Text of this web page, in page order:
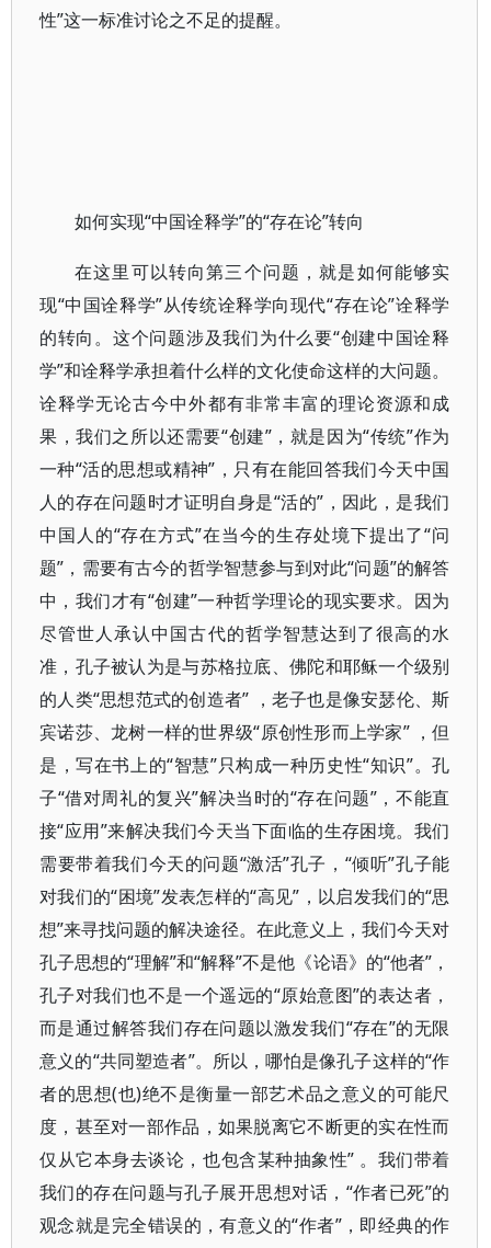
性”这一标准讨论之不足的提醒。
如何实现“中国诠释学”的“存在论”转向
在这里可以转向第三个问题，就是如何能够实
现“中国诠释学”从传统诠释学向现代“存在论”诠释学
的转向。这个问题涉及我们为什么要“创建中国诠释
学”和诠释学承担着什么样的文化使命这样的大问题。
诠释学无论古今中外都有非常丰富的理论资源和成
果，我们之所以还需要“创建”，就是因为“传统”作为
一种“活的思想或精神”，只有在能回答我们今天中国
人的存在问题时才证明自身是“活的”，因此，是我们
中国人的“存在方式”在当今的生存处境下提出了“问
题”，需要有古今的哲学智慧参与到对此“问题”的解答
中，我们才有“创建”一种哲学理论的现实要求。因为
尽管世人承认中国古代的哲学智慧达到了很高的水
准，孔子被认为是与苏格拉底、佛陀和耶稣一个级别
的人类“思想范式的创造者” ，老子也是像安瑟伦、斯
宾诺莎、龙树一样的世界级“原创性形而上学家” ，但
是，写在书上的“智慧”只构成一种历史性“知识”。孔
子“借对周礼的复兴”解决当时的“存在问题”，不能直
接“应用”来解决我们今天当下面临的生存困境。我们
需要带着我们今天的问题“激活”孔子，“倾听”孔子能
对我们的“困境”发表怎样的“高见”，以启发我们的“思
想”来寻找问题的解决途径。在此意义上，我们今天对
孔子思想的“理解”和“解释”不是他《论语》的“他者”，
孔子对我们也不是一个遥远的“原始意图”的表达者，
而是通过解答我们存在问题以激发我们“存在”的无限
意义的“共同塑造者”。所以，哪怕是像孔子这样的“作
者的思想(也)绝不是衡量一部艺术品之意义的可能尺
度，甚至对一部作品，如果脱离它不断更的实在性而
仅从它本身去谈论，也包含某种抽象性” 。我们带着
我们的存在问题与孔子展开思想对话，“作者已死”的
观念就是完全错误的，有意义的“作者”，即经典的作